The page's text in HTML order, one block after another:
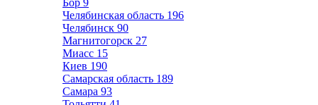
Бор 9
Челябинская область 196
Челябинск 90
Магнитогорск 27
Миасс 15
Киев 190
Самарская область 189
Самара 93